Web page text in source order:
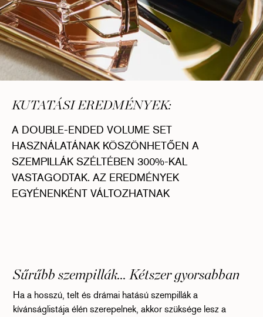
KUTATÁSI EREDMÉNYEK:
A DOUBLE-ENDED VOLUME SET
HASZNÁLATÁNAK KÖSZÖNHETŐEN A
SZEMPILLÁK SZÉLTÉBEN 300%-KAL
VASTAGODTAK. AZ EREDMÉNYEK
EGYÉNENKÉNT VÁLTOZHATNAK
Sűrűbb szempillák... Kétszer gyorsabban
Ha a hosszú, telt és drámai hatású szempillák a
kívánságlistája élén szerepelnek, akkor szüksége lesz a